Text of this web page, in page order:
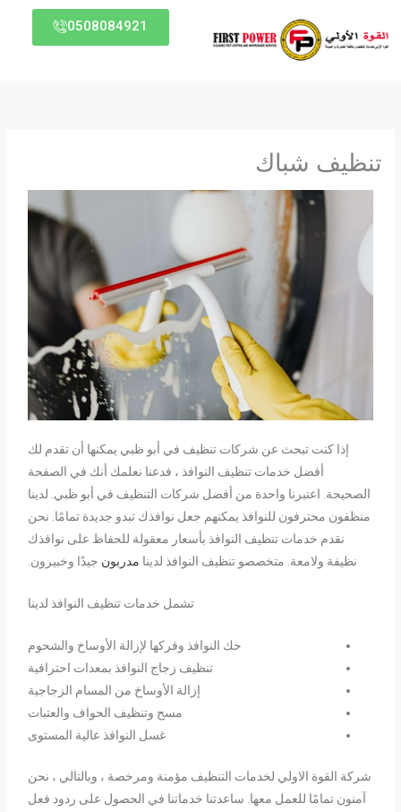
إلى
المحتوى
0508084921
تنظيف شباك
إذا كنت تبحث عن شركات تنظيف في أبو ظبي يمكنها أن تقدم لك
أفضل خدمات تنظيف النوافذ ، فدعنا نعلمك أنك في الصفحة
الصحيحة. اعتبرنا واحدة من أفضل شركات التنظيف في أبو ظبي. لدينا
منظفون محترفون للنوافذ يمكنهم جعل نوافذك تبدو جديدة تمامًا. نحن
نقدم خدمات تنظيف النوافذ بأسعار معقولة للحفاظ على نوافذك
نظيفة ولامعة. متخصصو تنظيف النوافذ لدينا مدربون جيدًا وخبيرون.
تشمل خدمات تنظيف النوافذ لدينا
حك النوافذ وفركها لإزالة الأوساخ والشحوم
تنظيف زجاج النوافذ بمعدات احترافية
إزالة الأوساخ من المسام الزجاجية
مسح وتنظيف الحواف والعتبات
غسل النوافذ عالية المستوى
شركة القوة الاولي لخدمات التنظيف مؤمنة ومرخصة ، وبالتالي ، نحن
آمنون تمامًا للعمل معها. ساعدتنا خدماتنا في الحصول على ردود فعل